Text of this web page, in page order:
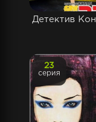
Детектив
23
серия